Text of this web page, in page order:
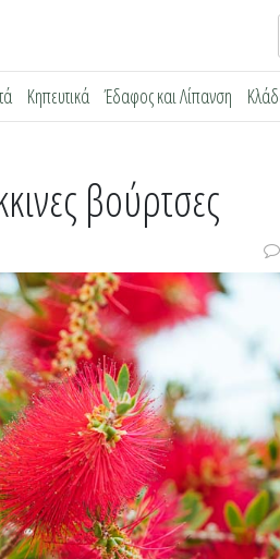
Κηπευτικά Έδαφος και Λίπανση
βούρτσες